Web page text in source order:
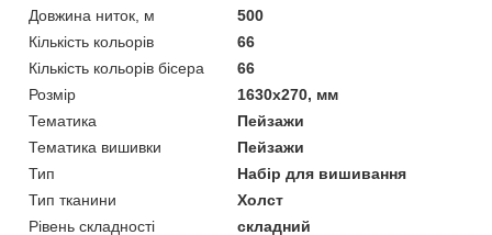
Довжина ниток, м
500
Кількість кольорів
66
Кількість кольорів бісера
66
Розмір
1630x270, мм
Тематика
Пейзажи
Тематика вишивки
Пейзажи
Тип
Набір для вишивання
Тип тканини
Холст
Рівень складності
складний